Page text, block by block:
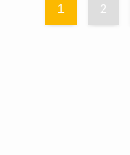
1 2